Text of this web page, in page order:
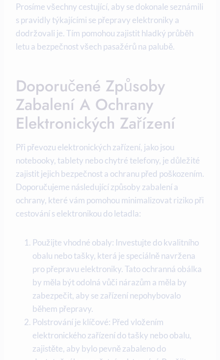
Prosíme všechny cestující, aby se dokonale seznámili
s pravidly týkajícími se přepravy elektroniky a
dodržovali je. Tím pomohou zajistit hladký průběh
letu a bezpečnost všech pasažérů na palubě.
Doporučené Způsoby
Zabalení A Ochrany
Elektronických Zařízení
Při převozu elektronických zařízení, jako jsou
notebooky, tablety nebo chytré telefony, je důležité
zajistit jejich bezpečnost a ochranu před poškozením.
Doporučujeme následující způsoby zabalení a
ochrany, které vám pomohou minimalizovat riziko při
cestování s elektronikou do letadla:
Použijte vhodné obaly: Investujte do kvalitního
obalu nebo tašky, která je speciálně navržena
pro přepravu elektroniky. Tato ochranná obálka
by měla být odolná vůči nárazům a měla by
zabezpečit, aby se zařízení nepohybovalo
během přepravy.
Polstrování je klíčové: Před vložením
elektronického zařízení do tašky nebo obalu,
zajistěte, aby bylo pevně zabaleno do